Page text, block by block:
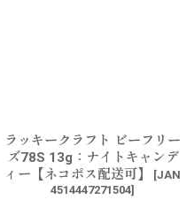
ラッキークラフト ビーフリー
ズ78S 13g：ナイトキャンデ
ィー【ネコポス配送可】
[JAN
4514447271504]